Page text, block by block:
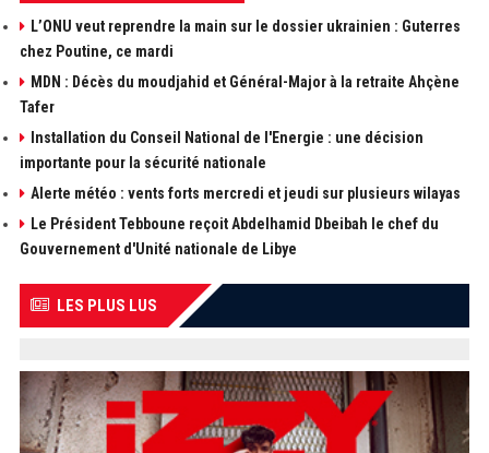
L’ONU veut reprendre la main sur le dossier ukrainien : Guterres
chez Poutine, ce mardi
MDN : Décès du moudjahid et Général-Major à la retraite Ahçène
Tafer
Installation du Conseil National de l'Energie : une décision
importante pour la sécurité nationale
Alerte météo : vents forts mercredi et jeudi sur plusieurs wilayas
Le Président Tebboune reçoit Abdelhamid Dbeibah le chef du
Gouvernement d'Unité nationale de Libye
LES PLUS LUS